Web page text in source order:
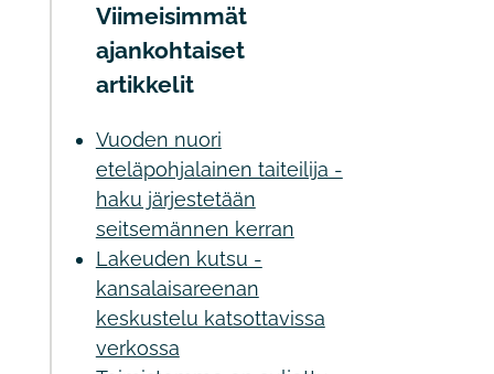
Viimeisimmät
ajankohtaiset
artikkelit
Vuoden nuori
eteläpohjalainen taiteilija -
haku järjestetään
seitsemännen kerran
Lakeuden kutsu -
kansalaisareenan
keskustelu katsottavissa
verkossa